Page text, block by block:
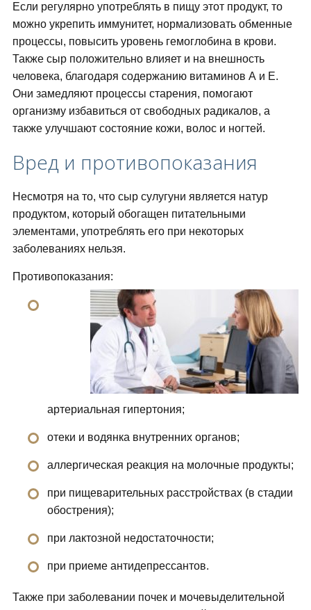
Если регулярно употреблять в пищу этот продукт, то
можно укрепить иммунитет, нормализовать обменные
процессы, повысить уровень гемоглобина в крови.
Также сыр положительно влияет и на внешность
человека, благодаря содержанию витаминов А и Е.
Они замедляют процессы старения, помогают
организму избавиться от свободных радикалов, а
также улучшают состояние кожи, волос и ногтей.
Вред и противопоказания
Несмотря на то, что сыр сулугуни является натур
продуктом, который обогащен питательными
элементами, употреблять его при некоторых
заболеваниях нельзя.
Противопоказания:
артериальная гипертония;
отеки и водянка внутренних органов;
аллергическая реакция на молочные продукты;
при пищеварительных расстройствах (в стадии
обострения);
при лактозной недостаточности;
при приеме антидепрессантов.
Также при заболевании почек и мочевыделительной